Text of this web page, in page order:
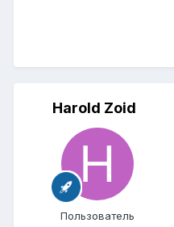
Harold Zoid
Пользователь